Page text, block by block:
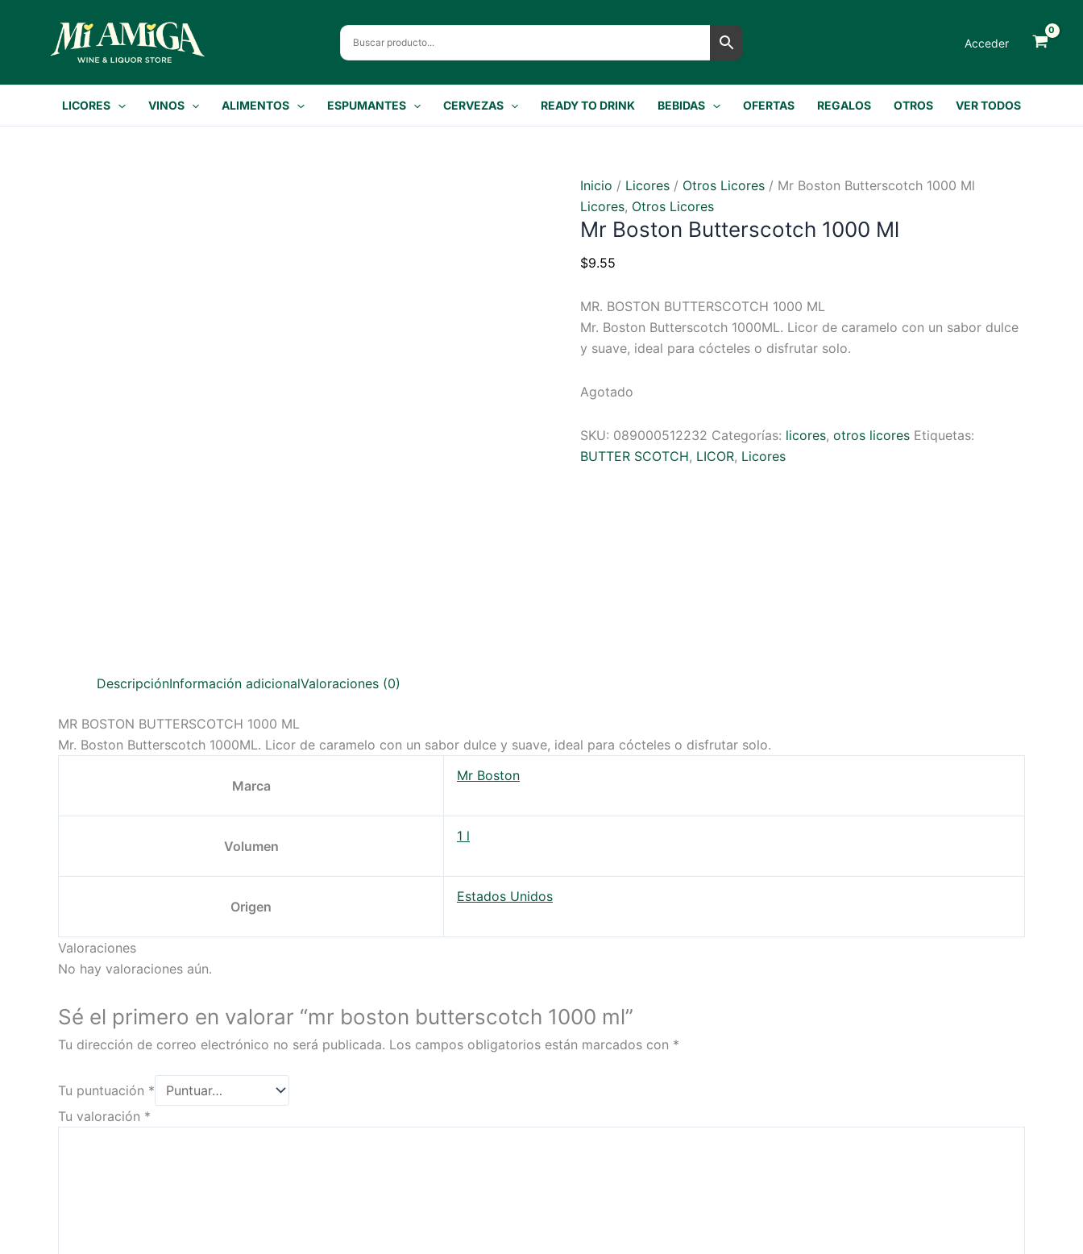
contenido
Acceder
LICORES VINOS ALIMENTOS ESPUMANTES CERVEZAS READY TO DRINK BEBIDAS OFERTAS REGALOS OTROS VER TODOS
Inicio / Licores / Otros Licores / Mr Boston Butterscotch 1000 Ml
Licores, Otros Licores
Mr Boston Butterscotch 1000 Ml
$9.55
MR. BOSTON BUTTERSCOTCH 1000 ML
Mr. Boston Butterscotch 1000ML. Licor de caramelo con un sabor dulce
y suave, ideal para cócteles o disfrutar solo.
Agotado
SKU: 089000512232 Categorías: licores, otros licores Etiquetas:
BUTTER SCOTCH, LICOR, Licores
DescripciónInformación adicionalValoraciones (0)
MR BOSTON BUTTERSCOTCH 1000 ML
Mr. Boston Butterscotch 1000ML. Licor de caramelo con un sabor dulce y suave, ideal para cócteles o disfrutar solo.
Marca
Mr Boston
Volumen
1 l
Origen
Estados Unidos
Valoraciones
No hay valoraciones aún.
Sé el primero en valorar “mr boston butterscotch 1000 ml”
Tu dirección de correo electrónico no será publicada. Los campos obligatorios están marcados con *
Tu puntuación *
Tu valoración *